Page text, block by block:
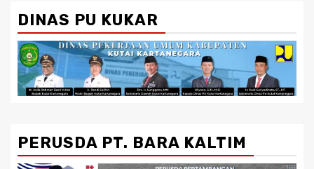
DINAS PU KUKAR
PERUSDA PT. BARA KALTIM